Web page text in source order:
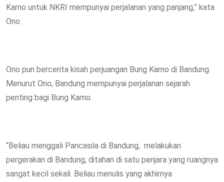
Karno untuk NKRI mempunyai perjalanan yang panjang,” kata
Ono.
Ono pun bercerita kisah perjuangan Bung Karno di Bandung.
Menurut Ono, Bandung mempunyai perjalanan sejarah
penting bagi Bung Karno.
“Beliau menggali Pancasila di Bandung, melakukan
pergerakan di Bandung, ditahan di satu penjara yang ruangnya
sangat kecil sekali. Beliau menulis yang akhirnya